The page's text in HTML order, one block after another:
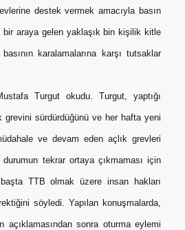
destek vermek amacıyla basın
bir araya gelen yaklaşık bin kişilik kitle
karalamalarına karşı tutsaklar
Turgut okudu. Turgut, yaptığı
grevini sürdürdüğünü ve her hafta yeni
ve devam eden açlık grevleri
tekrar ortaya çıkmaması için
TTB olmak üzere insan hakları
söyledi. Yapılan konuşmalarda,
sonra oturma eylemi